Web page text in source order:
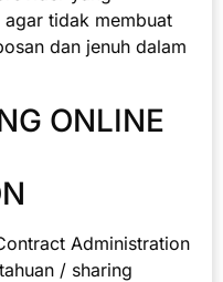
tidak membuat
dan jenuh dalam
ONLINE
Administration
/ sharing